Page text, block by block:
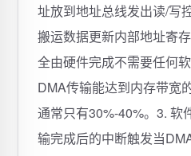
址放到地址总线发出读/写
搬运数据更新内部地址寄
全由硬件完成不需要任何
DMA传输能达到内存带宽
通常只有30%-40%。3. 软
输完成后的中断触发当